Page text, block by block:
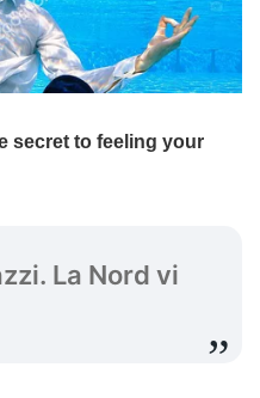
La Nord vi